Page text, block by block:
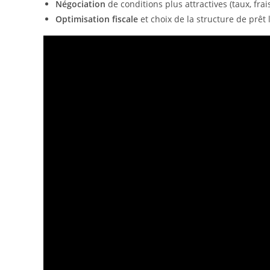
Négociation de conditions plus attractives (taux,
Optimisation fiscale et choix de la structure de prêt